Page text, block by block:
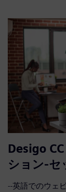
Desigo
ション-セ
--英語でのウェ